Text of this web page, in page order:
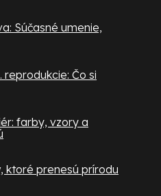
Súčasné umenie,
Čo si
farby, vzory a
ktoré prenesú prírodu